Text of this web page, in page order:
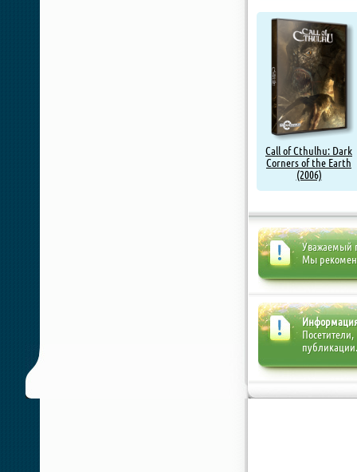
Call of Cthulhu: Dark
Corners of the Earth
(2006)
Уважаемый
Мы
публикации.